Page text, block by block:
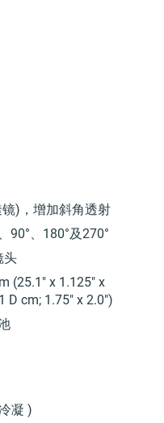
)，增加斜角透射
90°、180°及270°
头
(25.1" x 1.125" x
D cm; 1.75" x 2.0")
凝 )